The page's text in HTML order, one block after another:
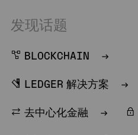
发现话题
BLOCKCHAIN
LEDGER 解决方案
去中心化金融